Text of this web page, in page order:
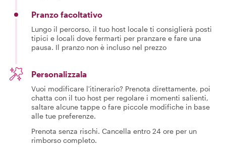
Pranzo facoltativo
Lungo il percorso, il tuo host locale ti consiglierà posti
tipici e locali dove fermarti per pranzare e fare una
pausa. Il pranzo non è incluso nel prezzo
Personalizzala
Vuoi modificare l'itinerario? Prenota direttamente, poi
chatta con il tuo host per regolare i momenti salienti,
saltare alcune tappe o fare piccole modifiche in base
alle tue preferenze.
Prenota senza rischi. Cancella entro 24 ore per un
rimborso completo.